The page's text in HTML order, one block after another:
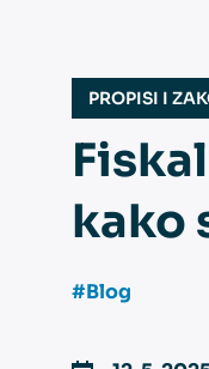
PROPISI I
kako
#Blog